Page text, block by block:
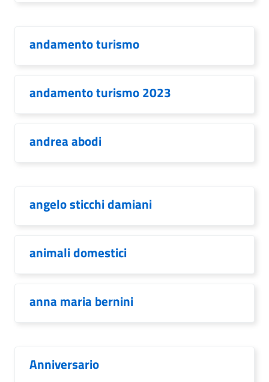
andamento turismo
andamento turismo 2023
andrea abodi
angelo sticchi damiani
animali domestici
anna maria bernini
Anniversario